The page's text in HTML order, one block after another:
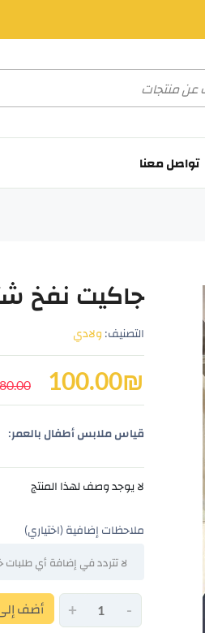
تواصل معنا
جاكيت نفخ
التصنيف: ولادي
100.00₪
قياس ملابس أطفال بالعمر:
لا يوجد وصف لهذا المنتج
ملاحظات إضافية (اختياري)
-
+ أضف